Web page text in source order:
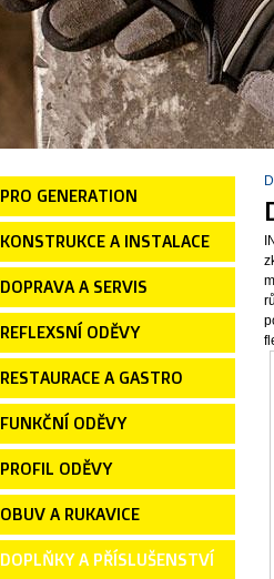
PRO GENERATION
KONSTRUKCE A INSTALACE
DOPRAVA A SERVIS
REFLEXSNÍ ODĚVY
RESTAURACE A GASTRO
FUNKČNÍ ODĚVY
PROFIL ODĚVY
OBUV A RUKAVICE
DOPLŇKY A PŘÍSLUŠENSTVÍ